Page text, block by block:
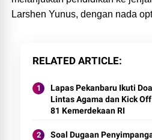
Larshen Yunus, dengan nada
RELATED ARTICLE
Lapas Pekanbaru Ikuti
Lintas Agama dan Kick
81 Kemerdekaan RI
Soal Dugaan